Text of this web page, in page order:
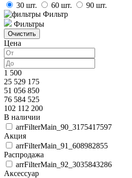
30 шт. 60 шт. 90 шт.
Фильтр
Фильтры
Цена
1 500
25 529 175
51 056 850
76 584 525
102 112 200
В наличии
arrFilterMain_90_3175417597
Акция
arrFilterMain_91_608982855
Распродажа
arrFilterMain_92_3035843286
Аксессуар